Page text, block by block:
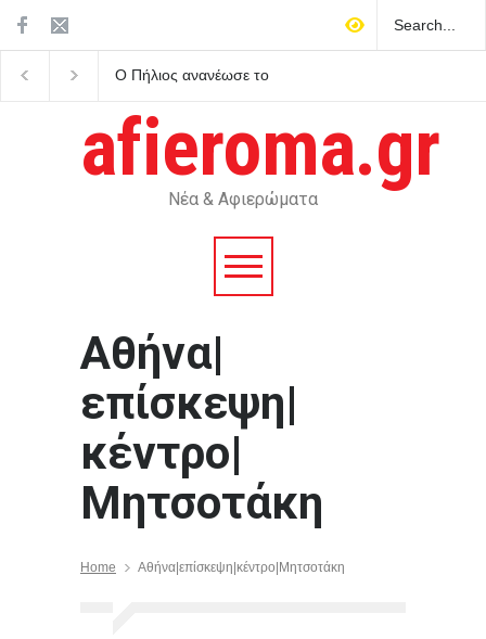
Ο Πήλιος ανανέωσε το
afieroma.gr
Νέα & Αφιερώματα
Αθήνα|
επίσκεψη|
κέντρο|
Μητσοτάκη
Home Αθήνα|επίσκεψη|κέντρο|Μητσοτάκη